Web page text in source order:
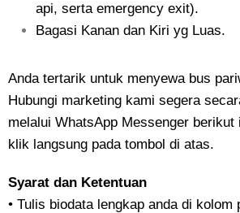
api, serta emergency exit).
Bagasi Kanan dan Kiri yg Luas.
Anda tertarik untuk menyewa bus
Hubungi marketing kami segera
melalui WhatsApp Messenger berikut
klik langsung pada tombol di atas.
Syarat dan Ketentuan
• Tulis biodata lengkap anda di kolom